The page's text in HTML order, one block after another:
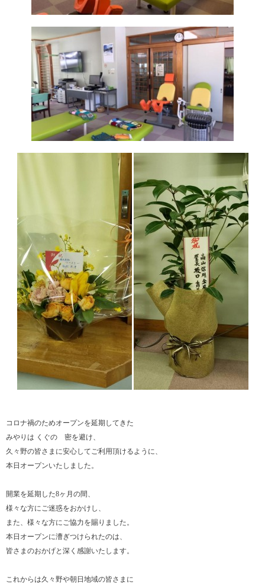
コロナ禍のためオープンを延期してきた
みやりは くぐの 密を避け、
久々野の皆さまに安心してご利用頂けるように、
本日オープンいたしました。
開業を延期した8ヶ月の間、
様々な方にご迷惑をおかけし、
また、様々な方にご協力を賜りました。
本日オープンに漕ぎつけられたのは、
皆さまのおかげと深く感謝いたします。
これからは久々野や朝日地域の皆さまに